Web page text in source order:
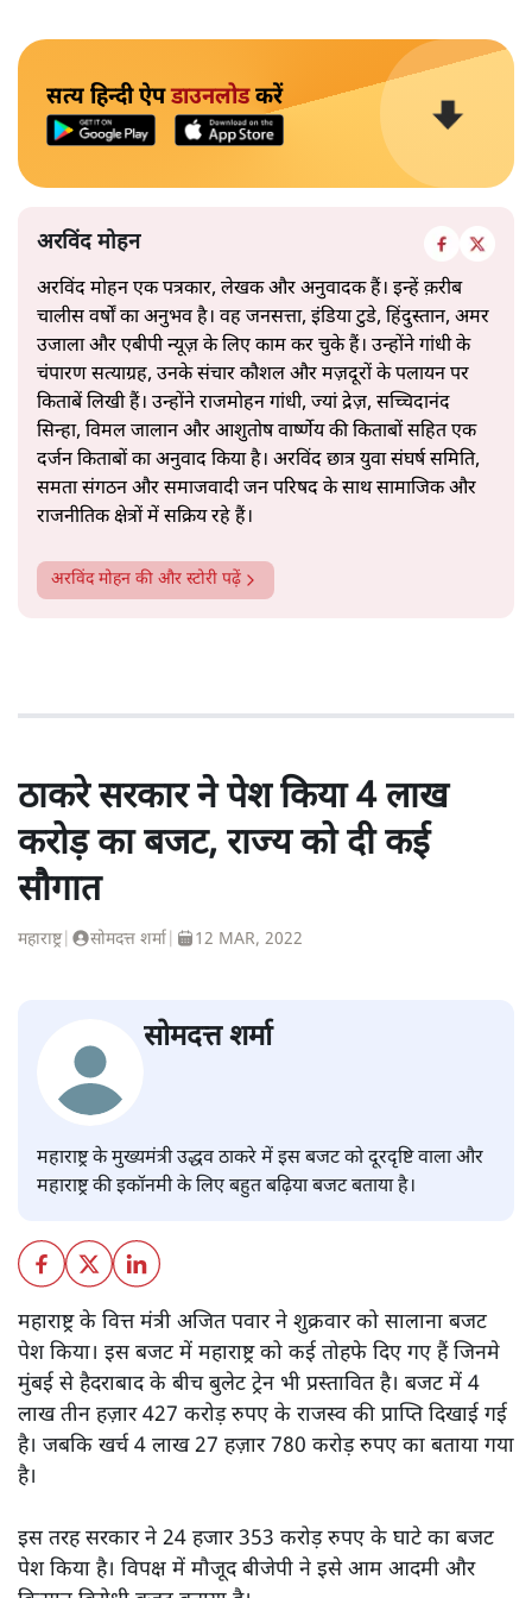
सत्य हिन्दी ऐपडाउनलोडकरें
अरविंद मोहन
अरविंद मोहन एक पत्रकार, लेखक और अनुवादक हैं। इन्हें क़रीब
चालीस वर्षों का अनुभव है। वह जनसत्ता, इंडिया टुडे, हिंदुस्तान, अमर
उजाला और एबीपी न्यूज़ के लिए काम कर चुके हैं। उन्होंने गांधी के
चंपारण सत्याग्रह, उनके संचार कौशल और मज़दूरों के पलायन पर
किताबें लिखी हैं। उन्होंने राजमोहन गांधी, ज्यां द्रेज़, सच्चिदानंद
सिन्हा, विमल जालान और आशुतोष वार्ष्णेय की किताबों सहित एक
दर्जन किताबों का अनुवाद किया है। अरविंद छात्र युवा संघर्ष समिति,
समता संगठन और समाजवादी जन परिषद के साथ सामाजिक और
राजनीतिक क्षेत्रों में सक्रिय रहे हैं।
अरविंद मोहन की और स्टोरी पढ़ें
ठाकरे सरकार ने पेश किया 4 लाख
करोड़ का बजट, राज्य को दी कई
सौगात
महाराष्ट्र| सोमदत्त शर्मा 12 MAR, 2022
सोमदत्त शर्मा
महाराष्ट्र के मुख्यमंत्री उद्धव ठाकरे में इस बजट को दूरदृष्टि वाला और